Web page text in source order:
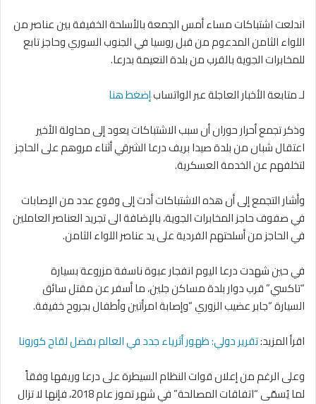
اندلعت اشتباكات مساء أمس الجمعة بالأسلحة الخفيفة بين عناصر من
اللواء الثامن المدعوم من قبل روسيا في الجنوب السوري وحاجز تابع
للمخابرات الجوية بالقرب من بلدة النعيمة بدرعا.
لـ متابعة الأخبار العاجلة عبر الواتسابإضغط هنا
وذكر تجمع أحرار حوران أن سبب الاشتباكات يعود إلى محاولة الأخير
اعتقال شبان من بلدة صيدا بريف درعا الشرقي أثناء مروهم على الحاجز
لتخلفهم عن الخدمة العسكرية.
وأشار التجمع إلى أن هذه الاشتباكات أدت إلى وقوع عدد من الإصابات
في صفوف حاجز المخابرات الجوية، بالإضافة الى تجريد العناصر العاملين
في الحاجز من أسلحتهم الفردية على يد عناصر اللواء الثامن.
في حين شهدت درعا اليوم انفجار عبوة ناسفة مزروعة بسيارة
“تاكسي” قرب دوار بلدة مساكن جلين، ما أسفر عن مقتل سائق
السيارة “جابر عضيب الزوري “وإصابة امرأتين وأطفال بجروح خفيفة.
اقرأ المزيد:تقرير دولي: ظهور أثرياء جدد في العالم بفضل لقاح كورونا
وعلى الرغم من إعلان قوات النظام السيطرة على درعا وريفها وفقاً
لما يُسمّى “اتفاقات المصالحة” في شهر تموز عام 2018، فإنها لا تزال